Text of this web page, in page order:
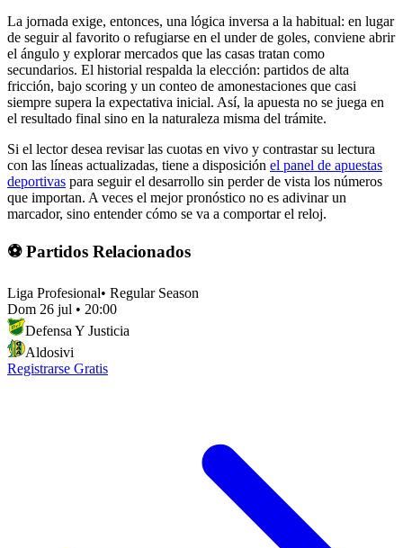
La jornada exige, entonces, una lógica inversa a la habitual: en lugar
de seguir al favorito o refugiarse en el under de goles, conviene abrir
el ángulo y explorar mercados que las casas tratan como
secundarios. El historial respalda la elección: partidos de alta
fricción, bajo scoring y un conteo de amonestaciones que casi
siempre supera la expectativa inicial. Así, la apuesta no se juega en
el resultado final sino en la naturaleza misma del trámite.
Si el lector desea revisar las cuotas en vivo y contrastar su lectura
con las líneas actualizadas, tiene a disposición el panel de apuestas
deportivas para seguir el desarrollo sin perder de vista los números
que importan. A veces el mejor pronóstico no es adivinar un
marcador, sino entender cómo se va a comportar el reloj.
⚽ Partidos Relacionados
Liga Profesional• Regular Season
Dom 26 jul • 20:00
Defensa Y Justicia
Aldosivi
Registrarse Gratis